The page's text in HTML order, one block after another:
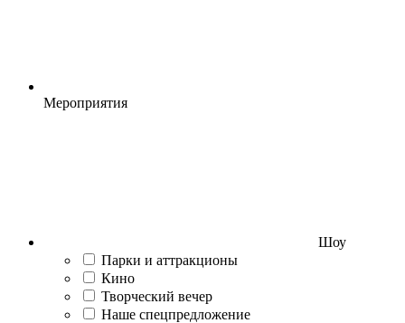
Мероприятия
Шоу
Парки и аттракционы
Кино
Творческий вечер
Наше спецпредложение